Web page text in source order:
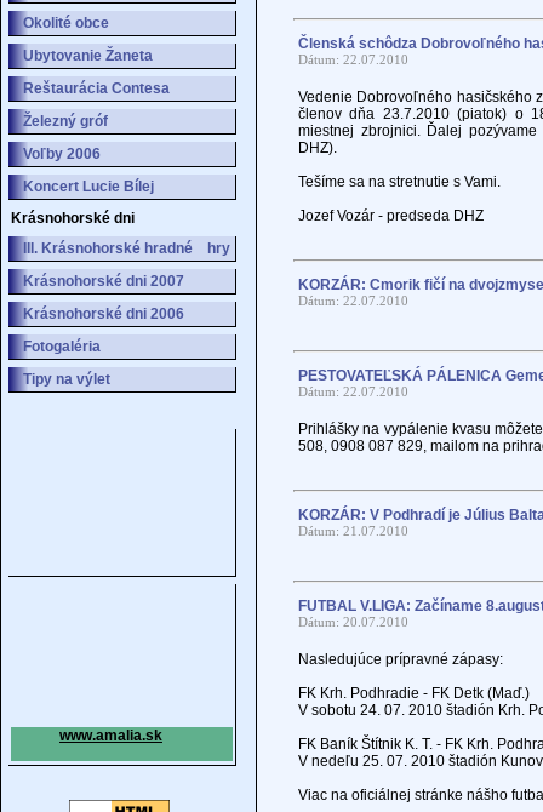
Okolité obce
Ubytovanie Žaneta
Reštaurácia Contesa
Železný gróf
Voľby 2006
Koncert Lucie Bílej
Krásnohorské dni
III. Krásnohorské hradné hry
Krásnohorské dni 2007
Krásnohorské dni 2006
Fotogaléria
Tipy na výlet
www.amalia.sk
Členská schôdza Dobrovoľného
Dátum: 22.07.2010
Vedenie Dobrovoľného hasičského
členov dňa 23.7.2010 (piatok) o
miestnej zbrojnici. Ďalej
DHZ).
Tešíme sa na stretnutie s Vami.
Jozef Vozár - predseda DHZ
KORZÁR: Cmorik fičí na
Dátum: 22.07.2010
PESTOVATEĽSKÁ PÁLENICA
Dátum: 22.07.2010
Prihlášky na vypálenie kvasu
508, 0908 087 829, mailom na
KORZÁR: V Podhradí je Július
Dátum: 21.07.2010
FUTBAL V.LIGA: Začíname
Dátum: 20.07.2010
Nasledujúce prípravné zápasy:
FK Krh. Podhradie - FK Detk (Maď.)
V sobotu 24. 07. 2010 štadión Krh.
FK Baník Štítnik K. T. - FK Krh.
V nedeľu 25. 07. 2010 štadión
Viac na oficiálnej stránke nášho